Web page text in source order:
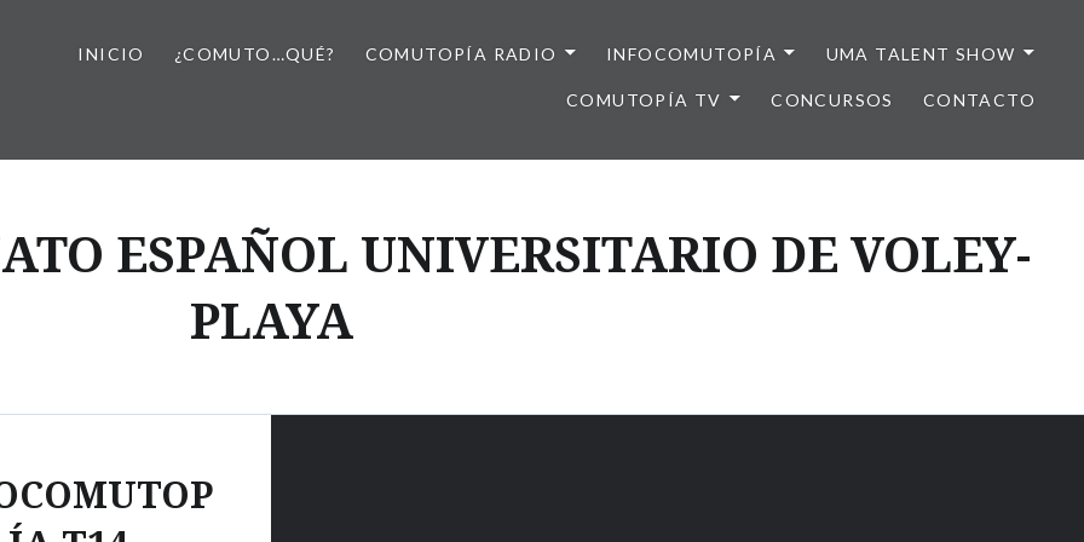
INICIO ¿COMUTO…QUÉ? COMUTOPÍA RADIO INFOCOMUTOPÍA UMA TALENT SHOW
COMUTOPÍA TV CONCURSOS CONTACTO
ESPAÑOL UNIVERSITARIO DE VOLEY-
PLAYA